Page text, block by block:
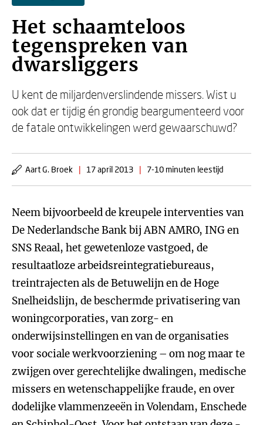
Het schaamteloos
tegenspreken van
dwarsliggers
U kent de miljardenverslindende missers. Wist u
ook dat er tijdig én grondig beargumenteerd voor
de fatale ontwikkelingen werd gewaarschuwd?
Aart G. Broek | 17 april 2013 | 7-10 minuten leestijd
Neem bijvoorbeeld de kreupele interventies van
De Nederlandsche Bank bij ABN AMRO, ING en
SNS Reaal, het gewetenloze vastgoed, de
resultaatloze arbeidsreintegratiebureaus,
treintrajecten als de Betuwelijn en de Hoge
Snelheidslijn, de beschermde privatisering van
woningcorporaties, van zorg- en
onderwijsinstellingen en van de organisaties
voor sociale werkvoorziening – om nog maar te
zwijgen over gerechtelijke dwalingen, medische
missers en wetenschappelijke fraude, en over
dodelijke vlammenzeeën in Volendam, Enschede